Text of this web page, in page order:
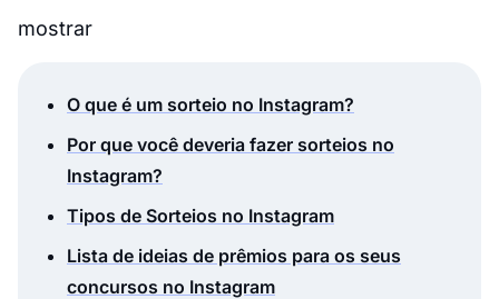
mostrar
O que é um sorteio no Instagram?
Por que você deveria fazer sorteios no
Instagram?
Tipos de Sorteios no Instagram
Lista de ideias de prêmios para os seus
concursos no Instagram